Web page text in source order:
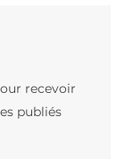
recevoir
publiés